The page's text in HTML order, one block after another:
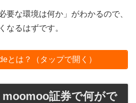
要な環境は何か」がわかるので、
なるはずです。
とは？（タップで開く）
証券で何がで